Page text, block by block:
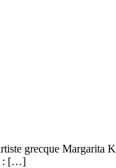
grecque Margarita
: […]